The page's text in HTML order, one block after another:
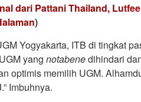
dari Pattani Thailand,
)
Yogyakarta, ITB di tingkat
yang notabenedihindari
optimis memilih UGM.
Imbuhnya.